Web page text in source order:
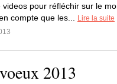
pour réfléchir sur le
compte que les...
Lire la suite
2013